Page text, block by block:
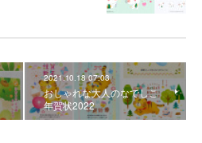
2021.10.18 07:03
おしゃれな大人のなでしこ
年賀状2022